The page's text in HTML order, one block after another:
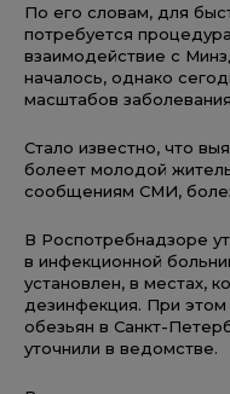
По его словам, для
потребуется
взаимодействие с
началось, однако
масштабов
Стало известно, что
болеет молодой
сообщениям СМИ,
В Роспотребнадзоре
в инфекционной
установлен, в местах,
дезинфекция. При
обезьян в Санкт-
уточнили в ведомстве.